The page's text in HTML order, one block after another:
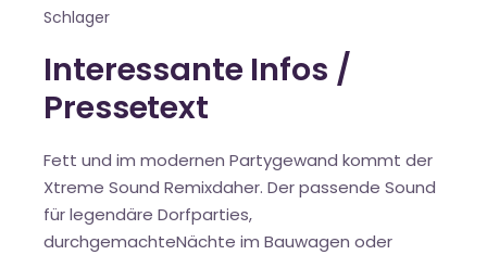
Schlager
Interessante Infos /
Pressetext
Fett und im modernen Partygewand kommt der
Xtreme Sound Remixdaher. Der passende Sound
für legendäre Dorfparties,
durchgemachteNächte im Bauwagen oder